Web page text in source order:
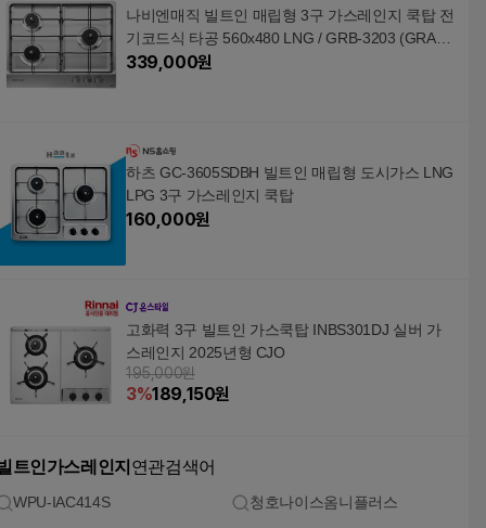
나비엔매직 빌트인 매립형 3구 가스레인지 쿡탑 전
기코드식 타공 560x480 LNG / GRB-3203 (GRAB3
22K)
339,000원
하츠 GC-3605SDBH 빌트인 매립형 도시가스 LNG
LPG 3구 가스레인지 쿡탑
160,000원
고화력 3구 빌트인 가스쿡탑 INBS301DJ 실버 가
스레인지 2025년형 CJO
195,000원
3%189,150원
트인가스레인지 연관검색어
WPU-IAC414S 청호나이스옴니플러스